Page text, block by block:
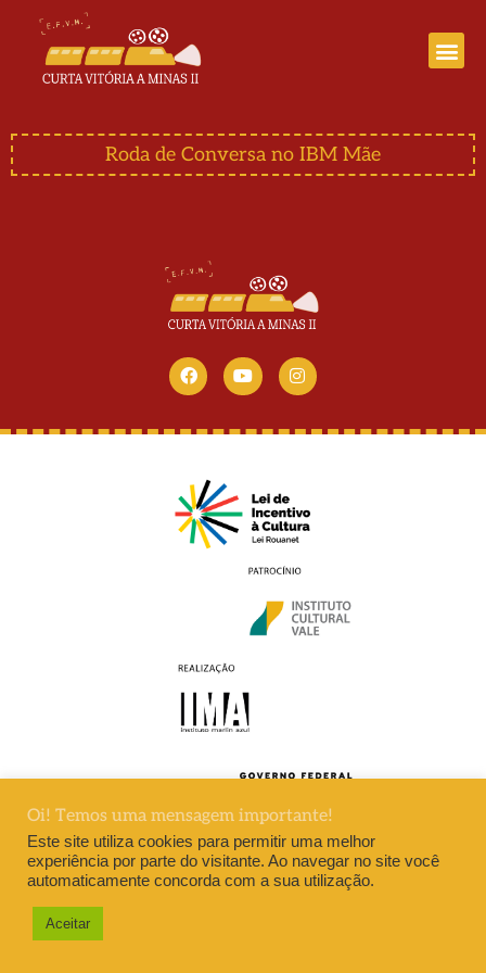
Roda de Conversa no IBM Mãe
DESENVOLVIMENTO DIVERSA
Oi! Temos uma mensagem importante!
Este site utiliza cookies para permitir uma melhor
experiência por parte do visitante. Ao navegar no site você
automaticamente concorda com a sua utilização.
Aceitar